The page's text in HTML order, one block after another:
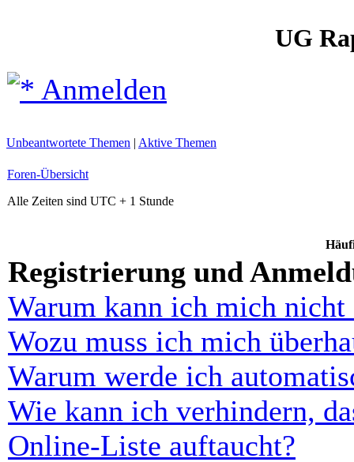
UG
Anmelden
Unbeantwortete Themen | Aktive Themen
Foren-Übersicht
Alle Zeiten sind UTC + 1 Stunde
Registrierung und
Warum kann ich mich nicht
Wozu muss ich mich
Warum werde ich
Wie kann ich verhindern,
Online-Liste auftaucht?